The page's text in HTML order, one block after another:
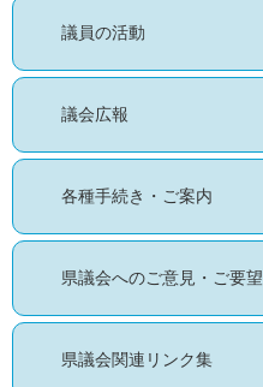
議員の活動
議会広報
各種手続き・ご案内
県議会へのご意見・ご要望
県議会関連リンク集